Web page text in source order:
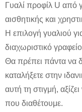
Γυαλί προφίλ U από
αισθητικής και
Η επιλογή γυαλιού
διαχωριστικό
Θα πρέπει πάντα να
καταλήξετε στην
αυτή τη στιγμή,
που διαθέτουμε.